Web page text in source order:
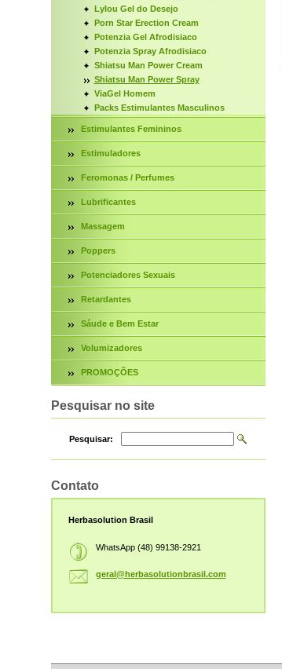
Lylou Gel do Desejo
Porn Star Erection Cream
Potenzia Gel Afrodisiaco
Potenzia Spray Afrodisiaco
Shiatsu Man Power Cream
Shiatsu Man Power Spray
ViaGel Homem
Packs Estimulantes Masculinos
Estimulantes Femininos
Estimuladores
Feromonas / Perfumes
Lubrificantes
Massagem
Poppers
Potenciadores Sexuais
Retardantes
Sáude e Bem Estar
Volumizadores
PROMOÇÕES
Pesquisar no site
Pesquisar:
Contato
Herbasolution Brasil
WhatsApp (48) 99138-2921
geral@herbasolutionbrasil.com